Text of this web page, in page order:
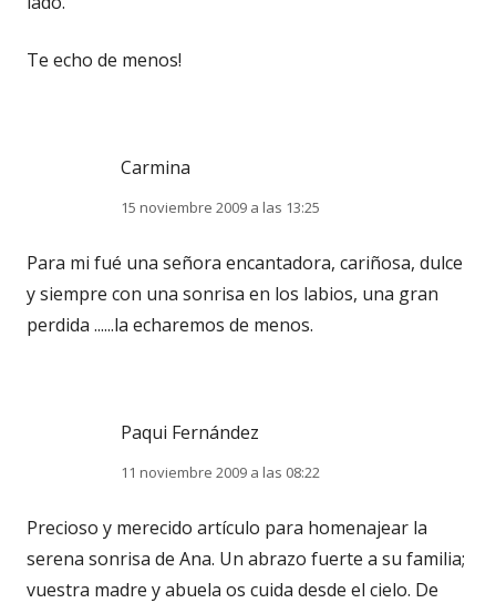
Te echo de menos!
Carmina
15 noviembre 2009 a las 13:25
Para mi fué una señora encantadora, cariñosa, dulce
y siempre con una sonrisa en los labios, una gran
perdida ......la echaremos de menos.
Paqui Fernández
11 noviembre 2009 a las 08:22
Precioso y merecido artículo para homenajear la
serena sonrisa de Ana. Un abrazo fuerte a su familia;
vuestra madre y abuela os cuida desde el cielo. De